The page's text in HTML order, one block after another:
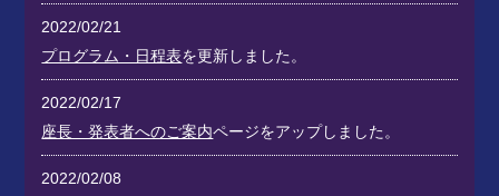
2022/02/21
プログラム・日程表を更新しました。
2022/02/17
座長・発表者へのご案内ページをアップしました。
2022/02/08